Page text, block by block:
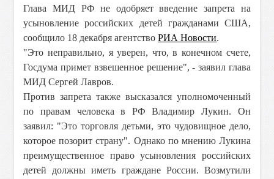
Глава МИД РФ не одобряет введение запрета на
усыновление российских детей гражданами США,
сообщило 18 декабря агентствоРИА Новости.
"Это неправильно, я уверен, что, в конечном счете,
Госдума примет взвешенное решение", - заявил глава
МИД Сергей Лавров.
Против запрета также высказался уполномоченный
по правам человека в РФ Владимир Лукин. Он
заявил: "Это торговля детьми, это чудовищное дело,
которое позорит страну". Однако по мнению Лукина
преимущественное право усыновления российских
детей должны иметь граждане России. Возмутили